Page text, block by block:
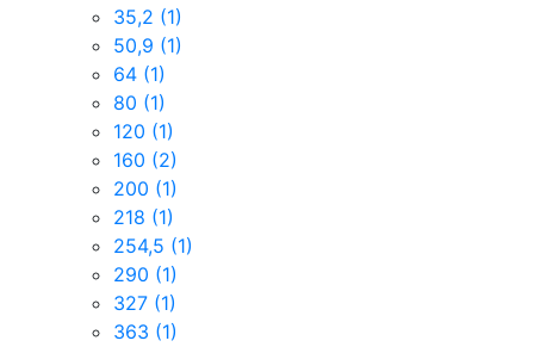
35,2 (1)
50,9 (1)
64 (1)
80 (1)
120 (1)
160 (2)
200 (1)
218 (1)
254,5 (1)
290 (1)
327 (1)
363 (1)